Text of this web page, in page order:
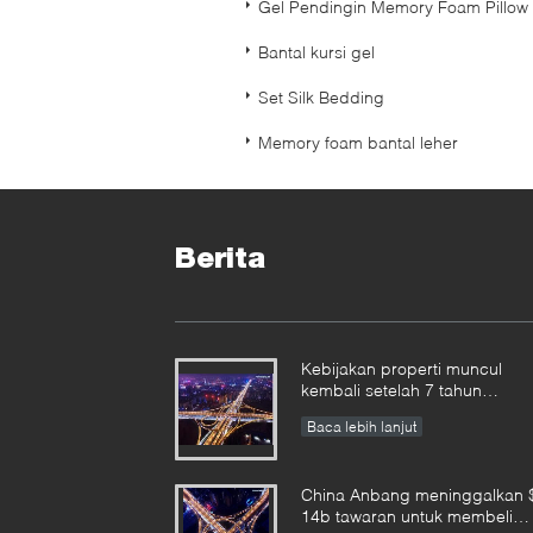
Gel Pendingin Memory Foam Pillow
Bantal kursi gel
Set Silk Bedding
Memory foam bantal leher
Berita
Kebijakan properti muncul
kembali setelah 7 tahun
Baca lebih lanjut
China Anbang meninggalkan
14b tawaran untuk membeli